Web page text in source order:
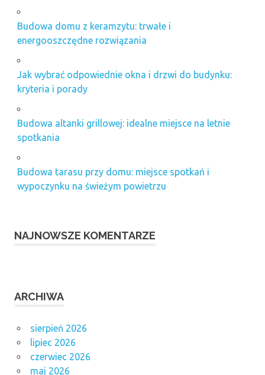
Budowa domu z keramzytu: trwałe i
energooszczędne rozwiązania
Jak wybrać odpowiednie okna i drzwi do budynku:
kryteria i porady
Budowa altanki grillowej: idealne miejsce na letnie
spotkania
Budowa tarasu przy domu: miejsce spotkań i
wypoczynku na świeżym powietrzu
NAJNOWSZE KOMENTARZE
ARCHIWA
sierpień 2026
lipiec 2026
czerwiec 2026
maj 2026